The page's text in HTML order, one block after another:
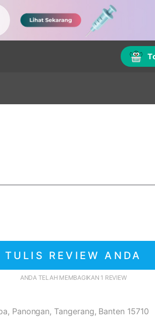
TULIS REVIEW ANDA
ANDA TELAH MEMBAGIKAN 1 REVIEW
Panongan, Tangerang, Banten 15710